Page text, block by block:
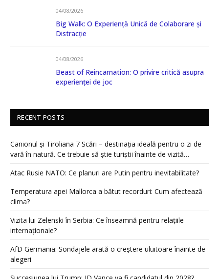
04/08/2026
Big Walk: O Experiență Unică de Colaborare și
Distracție
04/08/2026
Beast of Reincarnation: O privire critică asupra
experienței de joc
RECENT POSTS
Canionul și Tiroliana 7 Scări – destinația ideală pentru o zi de
vară în natură. Ce trebuie să știe turiștii înainte de vizită…
Atac Rusie NATO: Ce planuri are Putin pentru inevitabilitate?
Temperatura apei Mallorca a bătut recorduri: Cum afectează
clima?
Vizita lui Zelenski în Serbia: Ce înseamnă pentru relațiile
internaționale?
AfD Germania: Sondajele arată o creștere uluitoare înainte de
alegeri